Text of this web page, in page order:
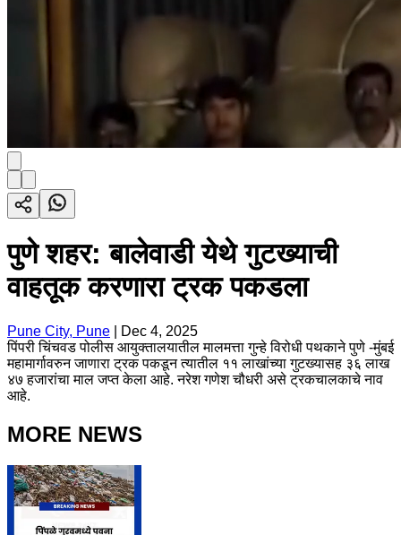
पुणे शहर: बालेवाडी येथे गुटख्याची
वाहतूक करणारा ट्रक पकडला
Pune City, Pune
Dec 4, 2025
पिंपरी चिंचवड पोलीस आयुक्तालयातील मालमत्ता गुन्हे विरोधी पथकाने पुणे -मुंबई
महामार्गावरुन जाणारा ट्रक पकडून त्यातील ११ लाखांच्या गुटख्यासह ३६ लाख
४७ हजारांचा माल जप्त केला आहे. नरेश गणेश चौधरी असे ट्रकचालकाचे नाव
आहे.
MORE NEWS